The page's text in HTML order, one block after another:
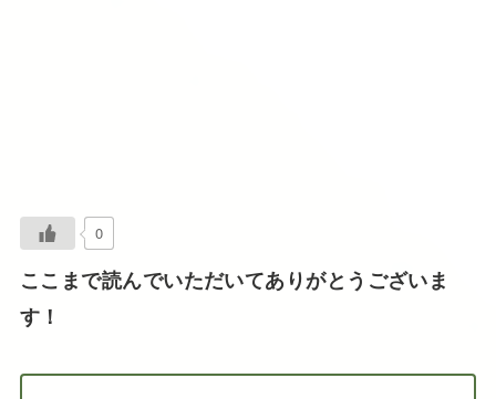
0
ここまで読んでいただいてありがとうございま
す！